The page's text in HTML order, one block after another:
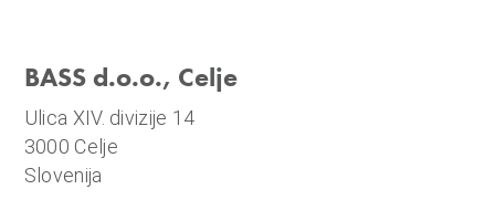
BASS d.o.o., Celje
Ulica XIV. divizije 14
3000 Celje
Slovenija